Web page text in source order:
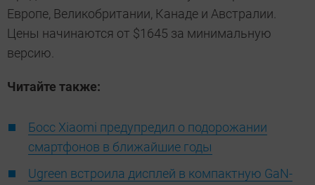
Европе, Великобритании, Канаде и Австралии.
Цены начинаются от $1645 за минимальную
версию.
Читайте также:
Босс Xiaomi предупредил о подорожании
смартфонов в ближайшие годы
Ugreen встроила дисплей в компактную GaN-